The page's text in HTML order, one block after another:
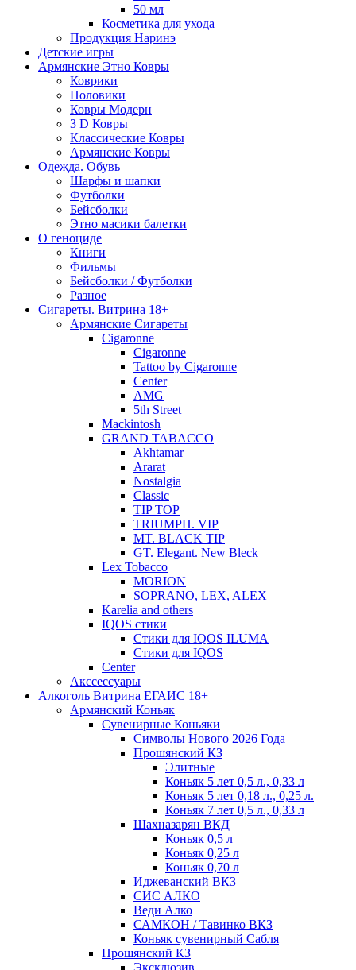
50 мл
Косметика для ухода
Продукция Наринэ
Детские игры
Армянские Этно Ковры
Коврики
Половики
Ковры Модерн
3 D Ковры
Классические Ковры
Армянские Ковры
Одежда. Обувь
Шарфы и шапки
Футболки
Бейсболки
Этно масики балетки
О геноциде
Книги
Фильмы
Бейсболки / Футболки
Разное
Сигареты. Витрина 18+
Армянские Сигареты
Cigaronne
Cigaronne
Tattoo by Cigaronne
Center
AMG
5th Street
Mackintosh
GRAND TABACCO
Akhtamar
Ararat
Nostalgia
Classic
TIP TOP
TRIUMPH. VIP
MT. BLACK TIP
GT. Elegant. New Bleck
Lex Tobacco
MORION
SOPRANO, LEX, ALEX
Karelia and others
IQOS стики
Стики для IQOS ILUMA
Стики для IQOS
Сenter
Акссессуары
Алкоголь Витрина ЕГАИС 18+
Армянский Коньяк
Сувенирные Коньяки
Символы Нового 2026 Года
Прошянский КЗ
Элитные
Коньяк 5 лет 0,5 л., 0,33 л
Коньяк 5 лет 0,18 л., 0,25 л.
Коньяк 7 лет 0,5 л., 0,33 л
Шахназарян ВКД
Коньяк 0,5 л
Коньяк 0,25 л
Коньяк 0,70 л
Иджеванский ВКЗ
СИС АЛКО
Веди Алко
САМКОН / Тавинко ВКЗ
Коньяк сувенирный Сабля
Прошянский КЗ
Эксклюзив